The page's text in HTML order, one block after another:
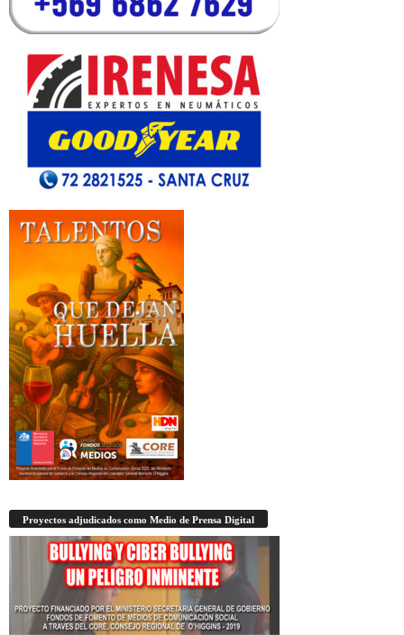
Proyectos adjudicados como Medio de Prensa Digital